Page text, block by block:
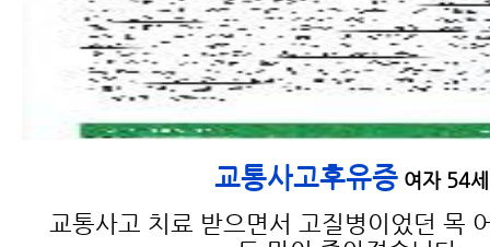
교통사고후유증여자 54세
교통사고 치료 받으면서 고질병이었던 목